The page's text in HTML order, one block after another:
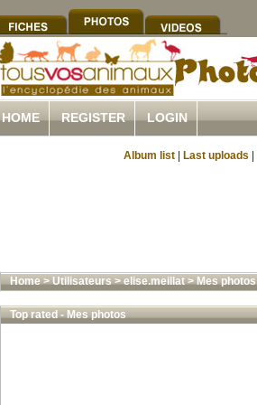
HOME REGISTER LOGIN
Album list Last uploads
Home>Utilisateurs>elise.meillat>Mes photos
Top rated - Mes photos